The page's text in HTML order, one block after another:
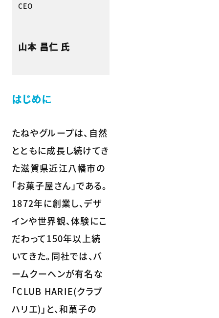
CEO
山本 昌仁 氏
はじめに
たねやグループは、自然
とともに成長し続けてき
た滋賀県近江八幡市の
「お菓子屋さん」である。
1872年に創業し、デザ
インや世界観、体験にこ
だわって150年以上続
いてきた。同社では、バ
ームクーヘンが有名な
「CLUB HARIE(クラブ
ハリエ)」と、和菓子の